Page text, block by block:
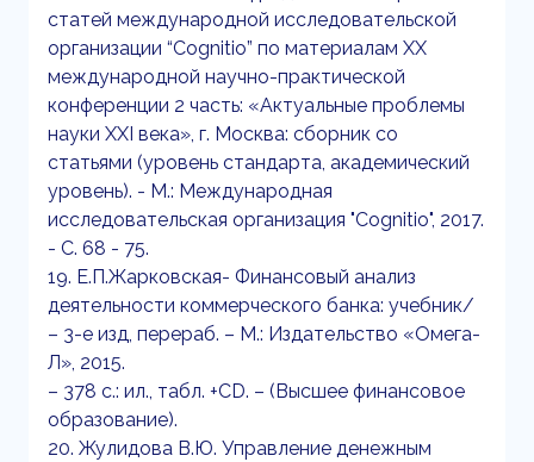
статей международной исследовательской
организации “Cognitio” по материалам XX
международной научно-практической
конференции 2 часть: «Актуальные проблемы
науки XXI века», г. Москва: сборник со
статьями (уровень стандарта, академический
уровень). - М.: Международная
исследовательская организация "Cognitio", 2017.
- С. 68 - 75.
19. Е.П.Жарковская- Финансовый анализ
деятельности коммерческого банка: учебник/
– 3-е изд, перераб. – М.: Издательство «Омега-
Л», 2015.
– 378 с.: ил., табл. +CD. – (Высшее финансовое
образование).
20. Жулидова В.Ю. Управление денежным